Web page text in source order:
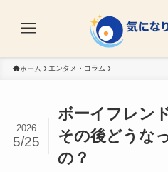
ホーム エンタメ・コラム
ボーイフレン
その後どうな
の？
2026
5/25